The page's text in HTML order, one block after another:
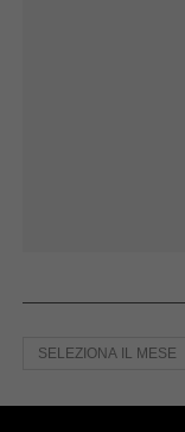
Archivi